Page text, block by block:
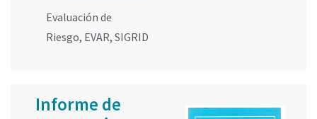
Evaluación de
Riesgo, EVAR, SIGRID
Informe de